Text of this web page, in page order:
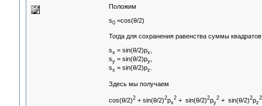
Положим
s0=cos(θ/2)
Тогда для сохранения равенства суммы
sx = sin(θ/2)px
sy= sin(θ/2)py,
sx = sin(θ/2)pz.
Здесь мы получаем
cos(θ/2)2+ sin(θ/2)2px
2+ sin(θ/2)2py
2+ sin(θ/2)2pz
2